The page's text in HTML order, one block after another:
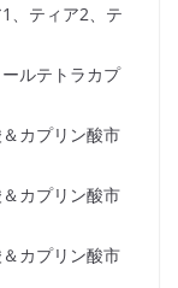
、ティア2、テ
ルテトラカプ
カプリン酸市
カプリン酸市
カプリン酸市